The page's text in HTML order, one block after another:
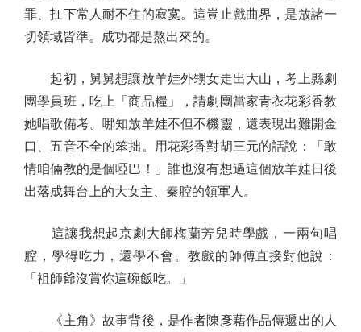
罪、扛下常人耐不住的寂寞。這豈止戲曲界，是放諸一
切領域皆準。成功都是熬出來的。
起初，舅舅想讓放羊娃外甥女走出大山，考上縣劇
團學員班，吃上「商品糧」，請劇團當家青衣花彩香教
她唱歌備考。哪知放羊娃不但不機靈，還表現出難開金
口、五音不全的笨拙。用花彩香對胡三元的話說：「敢
情咱倆教的是個啞巴！」誰也沒有想過這個放羊娃日後
出落成舞台上的大女主、秦腔的領軍人。
這讓我想起京劇大師梅蘭芳兒時學戲，一兩句唱
腔，學得吃力，還學不會。教戲的師傅直接對他說：
「祖師爺沒賞你這碗飯吃。」
《主角》故事背後，是作者陳彥藉作品傳遞出的人